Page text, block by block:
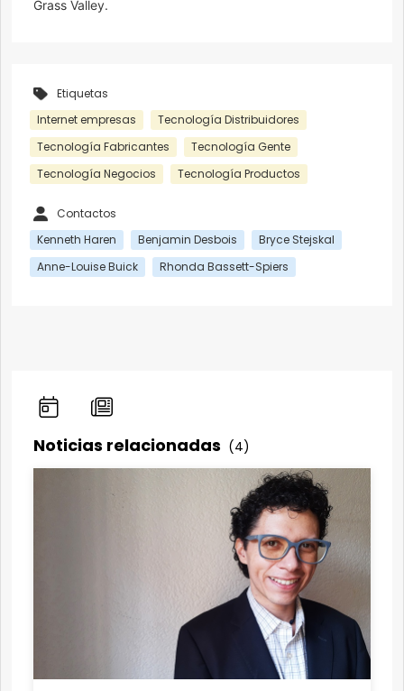
Grass Valley.
Etiquetas
Internet empresas
Tecnología Distribuidores
Tecnología Fabricantes
Tecnología Gente
Tecnología Negocios
Tecnología Productos
Contactos
Kenneth Haren
Benjamin Desbois
Bryce Stejskal
Anne-Louise Buick
Rhonda Bassett-Spiers
Noticias relacionadas (4)